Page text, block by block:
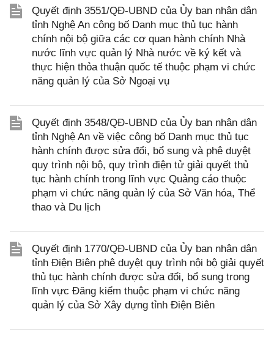
Quyết định 3551/QĐ-UBND của Ủy ban nhân dân
tỉnh Nghệ An công bố Danh mục thủ tục hành
chính nội bộ giữa các cơ quan hành chính Nhà
nước lĩnh vực quản lý Nhà nước về ký kết và
thực hiện thỏa thuận quốc tế thuộc phạm vi chức
năng quản lý của Sở Ngoại vụ
Quyết định 3548/QĐ-UBND của Ủy ban nhân dân
tỉnh Nghệ An về việc công bố Danh mục thủ tục
hành chính được sửa đổi, bổ sung và phê duyệt
quy trình nội bộ, quy trình điện tử giải quyết thủ
tục hành chính trong lĩnh vực Quảng cáo thuộc
phạm vi chức năng quản lý của Sở Văn hóa, Thể
thao và Du lịch
Quyết định 1770/QĐ-UBND của Ủy ban nhân dân
tỉnh Điện Biên phê duyệt quy trình nội bộ giải quyết
thủ tục hành chính được sửa đổi, bổ sung trong
lĩnh vực Đăng kiểm thuộc phạm vi chức năng
quản lý của Sở Xây dựng tỉnh Điện Biên